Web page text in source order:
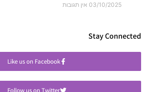
03/10/2025 אין תגובות
Stay Connected
Like us on Facebook
Follow us on Twitter